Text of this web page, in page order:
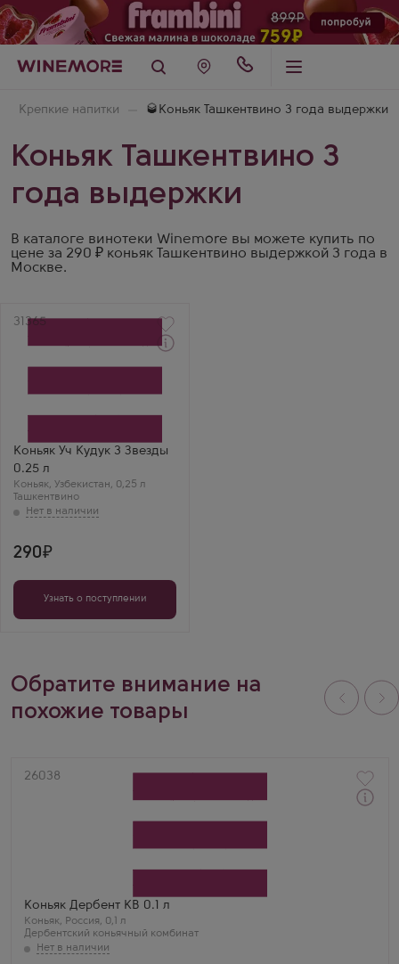
Крепкие напитки 🥃Коньяк Ташкентвино 3 года выдержки
Коньяк Ташкентвино 3
года выдержки
В каталоге винотеки Winemore вы можете купить по
цене за 290 ₽ коньяк Ташкентвино выдержкой 3 года в
Москве.
Артикул
31365
Коньяк Уч Кудук 3 Звезды
0.25 л
Коньяк, Узбекистан, 0,25 л
Ташкентвино
Производитель
Регион
Ташкент
Выдержка
3 года
290
Узнать о поступлении
Обратите внимание на
похожие товары
Артикул
26038
Коньяк Дербент КВ 0.1 л
Коньяк, Россия, 0,1 л
Дербентский коньячный комбинат
Регион
Дагестан